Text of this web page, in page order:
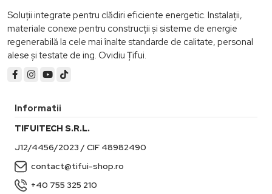
Soluții integrate pentru clădiri eficiente energetic. Instalații,
materiale conexe pentru construcții și sisteme de energie
regenerabilă la cele mai înalte standarde de calitate, personal
alese și testate de ing. Ovidiu Țifui.
Informatii
TIFUITECH S.R.L.
J12/4456/2023 / CIF 48982490
contact@tifui-shop.ro
+40 755 325 210